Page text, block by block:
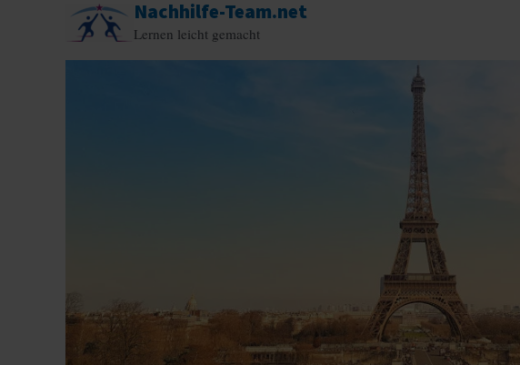
Nachhilfe-Team.net
Lernen leicht gemacht